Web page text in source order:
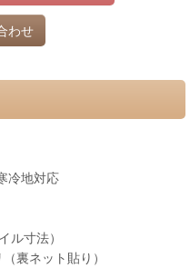
わせ
地対応
寸法）
裏ネット貼り）